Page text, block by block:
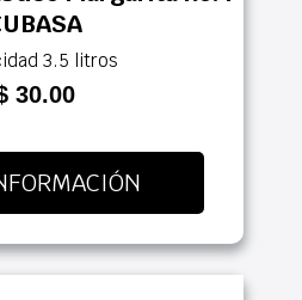
3.5 litros
30.00